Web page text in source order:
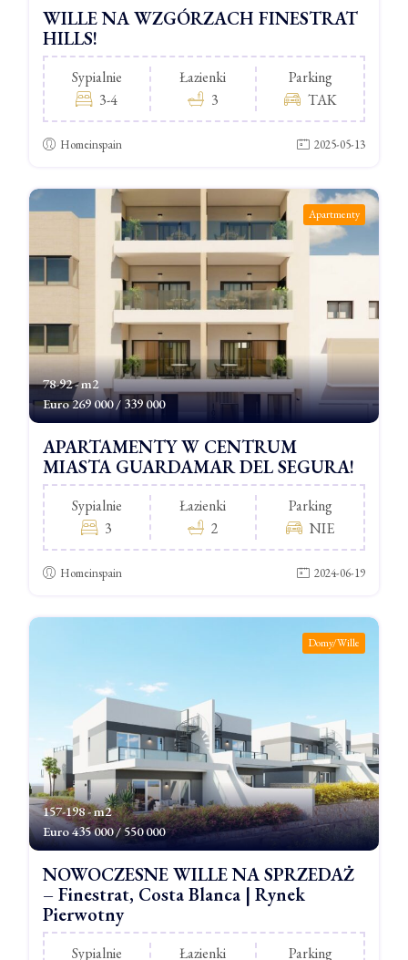
WILLE NA WZGÓRZACH FINESTRAT
HILLS!
Sypialnie
3-4
Łazienki
3
Parking
TAK
Homeinspain 2025-05-13
Apartmenty
78-92 - m2
Euro269 000 / 339 000
APARTAMENTY W CENTRUM
MIASTA GUARDAMAR DEL SEGURA!
Sypialnie
3
Łazienki
2
Parking
NIE
Homeinspain 2024-06-19
Domy/Wille
157-198 - m2
Euro435 000 / 550 000
NOWOCZESNE WILLE NA SPRZEDAŻ
– Finestrat, Costa Blanca | Rynek
Pierwotny
Sypialnie
Łazienki
Parking